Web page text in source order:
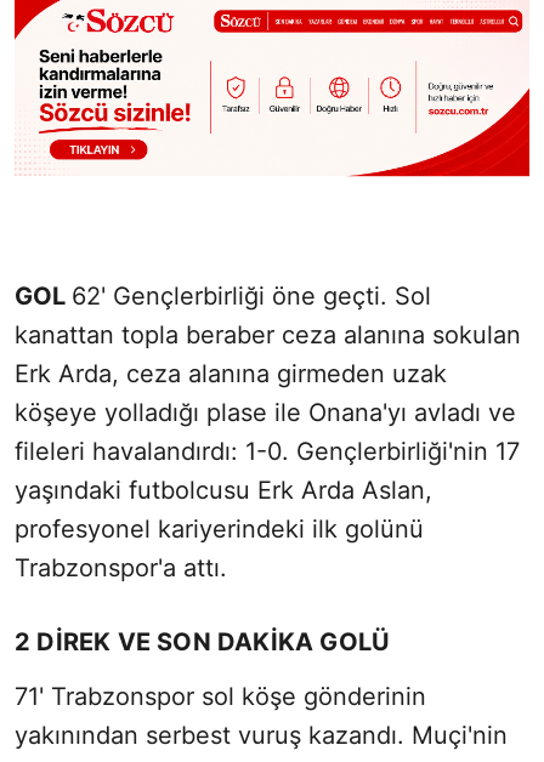
GOL 62' Gençlerbirliği öne geçti. Sol
kanattan topla beraber ceza alanına sokulan
Erk Arda, ceza alanına girmeden uzak
köşeye yolladığı plase ile Onana'yı avladı ve
fileleri havalandırdı: 1-0. Gençlerbirliği'nin 17
yaşındaki futbolcusu Erk Arda Aslan,
profesyonel kariyerindeki ilk golünü
Trabzonspor'a attı.
2 DİREK VE SON DAKİKA GOLÜ
71' Trabzonspor sol köşe gönderinin
yakınından serbest vuruş kazandı. Muçi'nin